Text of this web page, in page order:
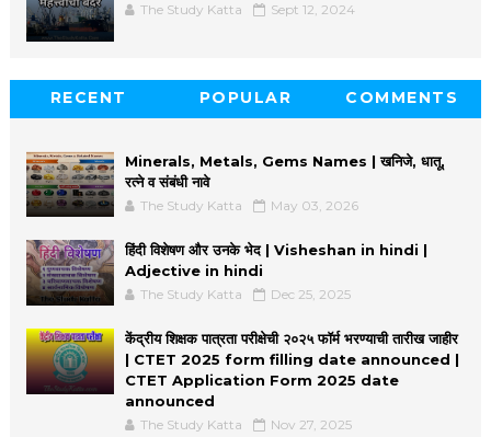
The Study Katta Sept 12, 2024
RECENT POPULAR COMMENTS
Minerals, Metals, Gems Names | खनिजे, धातू,
रत्ने व संबंधी नावे
The Study Katta May 03, 2026
हिंदी विशेषण और उनके भेद | Visheshan in hindi |
Adjective in hindi
The Study Katta Dec 25, 2025
केंद्रीय शिक्षक पात्रता परीक्षेची २०२५ फॉर्म भरण्याची तारीख जाहीर
| CTET 2025 form filling date announced |
CTET Application Form 2025 date
announced
The Study Katta Nov 27, 2025